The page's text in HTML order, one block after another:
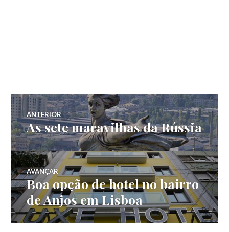
Navegação
de
Post
ANTERIOR
Post
anterior:
As sete maravilhas da Rússia
AVANÇAR
Próximo
post:
Boa opção de hotel no bairro
de Anjos em Lisboa